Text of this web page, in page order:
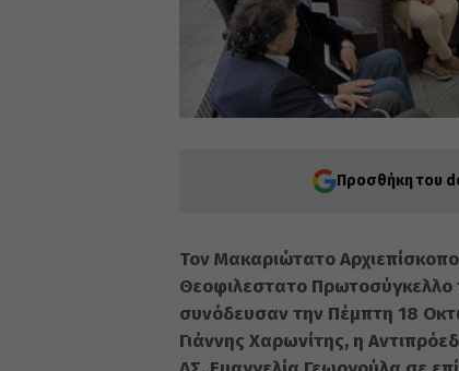
Προσθήκη του
Τον Μακαριώτατο
Θεοφιλεστατο Πρωτοσύγκελλο
συνόδευσαν την Πέμπτη 18
Γιάννης Χαρωνίτης, η